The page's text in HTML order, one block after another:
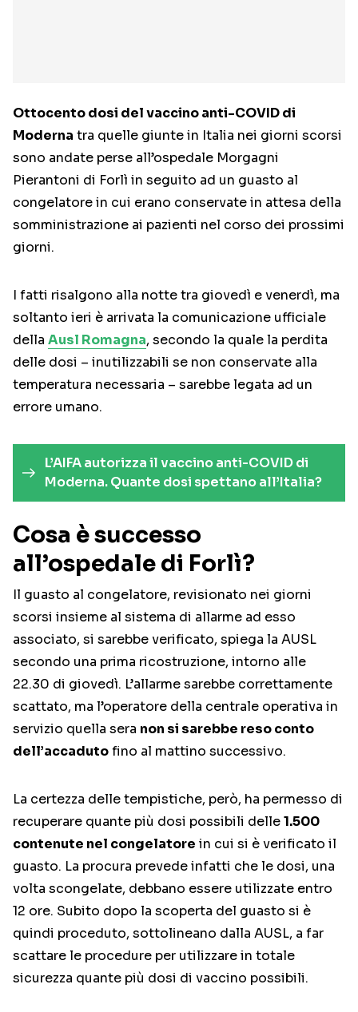
Ottocento dosi del vaccino anti-COVID di
Moderna tra quelle giunte in Italia nei giorni scorsi
sono andate perse all’ospedale Morgagni
Pierantoni di Forlì in seguito ad un guasto al
congelatore in cui erano conservate in attesa della
somministrazione ai pazienti nel corso dei prossimi
giorni.
I fatti risalgono alla notte tra giovedì e venerdì, ma
soltanto ieri è arrivata la comunicazione ufficiale
della Ausl Romagna, secondo la quale la perdita
delle dosi – inutilizzabili se non conservate alla
temperatura necessaria – sarebbe legata ad un
errore umano.
L’AIFA autorizza il vaccino anti-COVID di
Moderna. Quante dosi spettano all’Italia?
Cosa è successo
all’ospedale di Forlì?
Il guasto al congelatore, revisionato nei giorni
scorsi insieme al sistema di allarme ad esso
associato, si sarebbe verificato, spiega la AUSL
secondo una prima ricostruzione, intorno alle
22.30 di giovedì. L’allarme sarebbe correttamente
scattato, ma l’operatore della centrale operativa in
servizio quella sera non si sarebbe reso conto
dell’accadutofino al mattino successivo.
La certezza delle tempistiche, però, ha permesso di
recuperare quante più dosi possibili delle1.500
contenute nel congelatore in cui si è verificato il
guasto. La procura prevede infatti che le dosi, una
volta scongelate, debbano essere utilizzate entro
12 ore. Subito dopo la scoperta del guasto si è
quindi proceduto, sottolineano dalla AUSL, a far
scattare le procedure per utilizzare in totale
sicurezza quante più dosi di vaccino possibili.